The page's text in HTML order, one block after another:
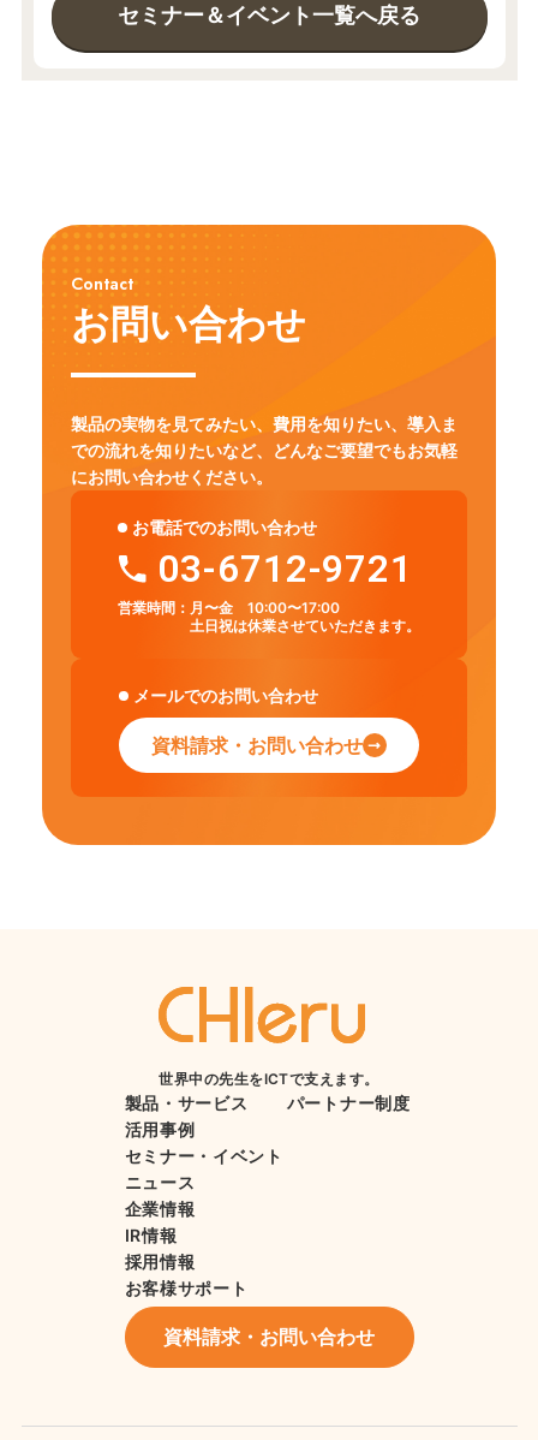
セミナー＆イベント一覧へ戻る
Contact
お問い合わせ
製品の実物を見てみたい、費用を知りたい、導入ま
での流れを知りたいなど、
どんなご要望でもお気軽
にお問い合わせください。
お電話でのお問い合わせ
03-6712-9721
営業時間： 月〜金 10:00〜17:00
土日祝は休業させていただきます。
メールでのお問い合わせ
資料請求・お問い合わせ
世界中の先生をICTで支えます。
製品・サービス
活用事例
セミナー・イベント
ニュース
企業情報
IR情報
採用情報
お客様サポート
パートナー制度
資料請求・お問い合わせ